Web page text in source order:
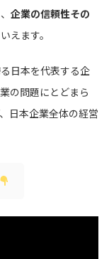
企業の信頼性その
えます。
日本を代表する企
の問題にとどまら
日本企業全体の経営